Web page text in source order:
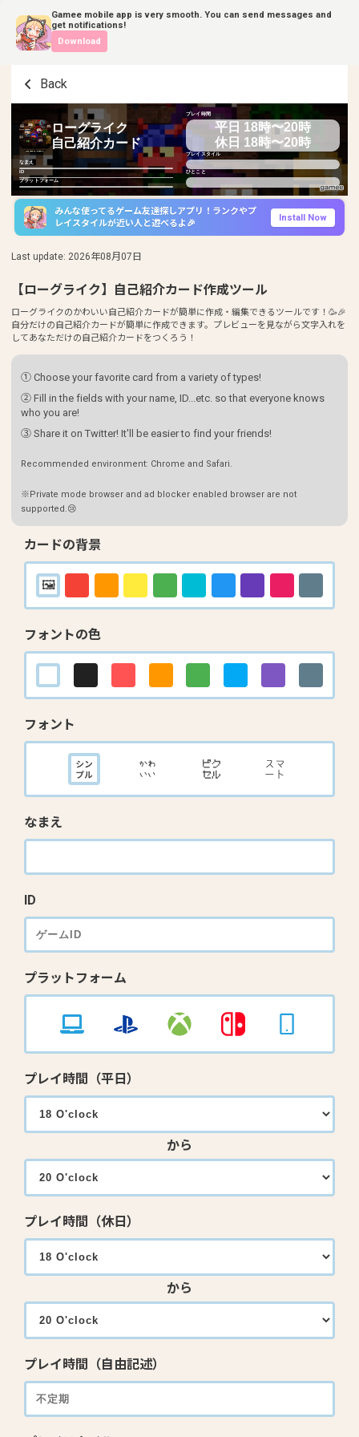
Gamee mobile app is very smooth. You can send messages and
get notifications!
Download
Back
ローグライク
自己紹介カード
なまえ
ID
プラットフォーム
プレイ時間
平日 18時〜20時
休日 18時〜20時
プレイスタイル
ひとこと
みんな使ってるゲーム友達探しアプリ！ランクやプ
レイスタイルが近い人と遊べるよ🎉
Install Now
Last update: 2026年08月07日
【ローグライク】自己紹介カード作成ツール
ローグライクのかわいい自己紹介カードが簡単に作成・編集できるツールです！🥳🎉
自分だけの自己紹介カードが簡単に作成できます。プレビューを見ながら文字入れを
してあなただけの自己紹介カードをつくろう！
① Choose your favorite card from a variety of types!
② Fill in the fields with your name, ID...etc. so that everyone knows
who you are!
③ Share it on Twitter! It'll be easier to find your friends!
Recommended environment: Chrome and Safari.
※Private mode browser and ad blocker enabled browser are not
supported.😢
カードの背景
フォントの色
フォント
なまえ
ID
プラットフォーム
プレイ時間（平日）
から
プレイ時間（休日）
から
プレイ時間（自由記述）